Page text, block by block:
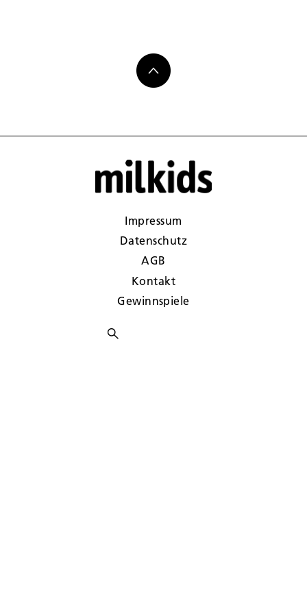
Impressum
Datenschutz
AGB
Kontakt
Gewinnspiele